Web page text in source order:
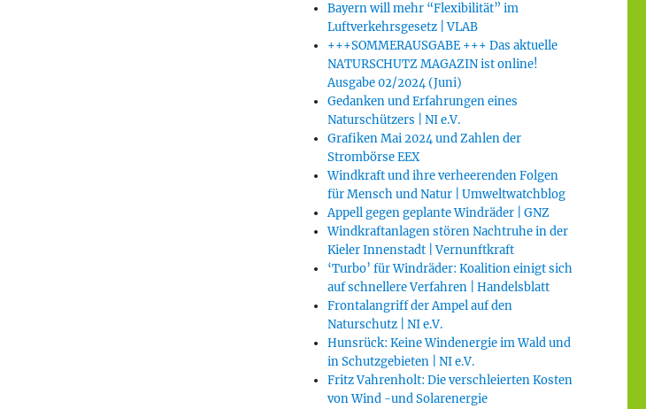
Bayern will mehr “Flexibilität” im
Luftverkehrsgesetz | VLAB
+++SOMMERAUSGABE +++ Das aktuelle
NATURSCHUTZ MAGAZIN ist online!
Ausgabe 02/2024 (Juni)
Gedanken und Erfahrungen eines
Naturschützers | NI e.V.
Grafiken Mai 2024 und Zahlen der
Strombörse EEX
Windkraft und ihre verheerenden Folgen
für Mensch und Natur | Umweltwatchblog
Appell gegen geplante Windräder | GNZ
Windkraftanlagen stören Nachtruhe in der
Kieler Innenstadt | Vernunftkraft
‘Turbo’ für Windräder: Koalition einigt sich
auf schnellere Verfahren | Handelsblatt
Frontalangriff der Ampel auf den
Naturschutz | NI e.V.
Hunsrück: Keine Windenergie im Wald und
in Schutzgebieten | NI e.V.
Fritz Vahrenholt: Die verschleierten Kosten
von Wind -und Solarenergie